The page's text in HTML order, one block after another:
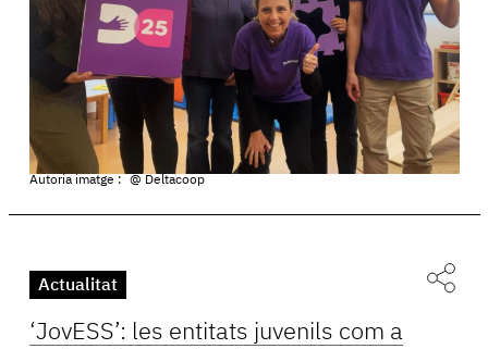
Autoria imatge : @ Deltacoop
Actualitat
‘JovESS’: les entitats juvenils com a